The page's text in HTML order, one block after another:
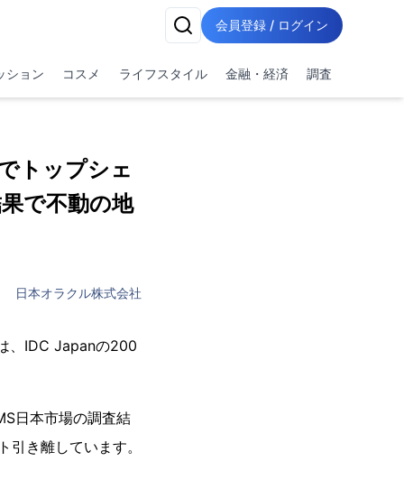
会員登録 / ログイン
ション コスメ ライフスタイル 金融・経済 調査
トップシェ
で不動の地
日本オラクル株式会社
、IDC Japanの200
日本市場の調査結
き離しています。